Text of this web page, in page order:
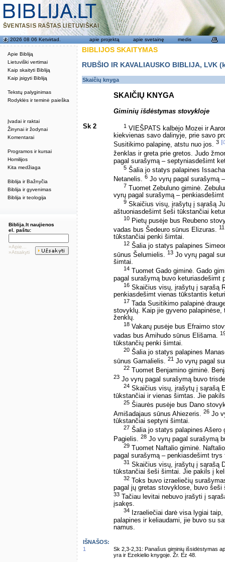
Apie Bibliją
Lietuviški vertimai
Kaip skaityti Bibliją
Kaip įsigyti Bibliją
Tekstų palyginimas
Rodyklės ir teminė paieška
Įvadai ir raktai
Žinynai ir žodynai
Komentarai
Programos ir kursai
Homilijos
Kita medžiaga
Biblija ir Bažnyčia
Biblija ir gyvenimas
Biblija ir teologija
2026 08 06 Ketvirtad. apie projektą apie svetainę medis
Biblija.lt naujienos
el. paštu:
»Apie...
»Atsakyti
BIBLIJOS SKAITYMAS
RUBŠIO IR KAVALIAUSKO BIBLIJA,
Skaičių knyga
SKAIČIŲ KNYGA
Giminių išdėstymas stovykloje
Sk 2 1 VIEŠPATS kalbėjo Mozei ir
kiekvienas savo dalinyje, prie savo
Susitikimo palapinę, atstu nuo jos. 3
ženklas ir greta prie gretos. Judo
pagal surašymą – septyniasdešimt
5 Šalia jo statys palapines
Netanelis. 6 Jo vyrų pagal surašymą
7 Tuomet Zebuluno giminė.
vyrų pagal surašymą –
9 Skaičius visų, įrašytų į sąrašą
aštuoniasdešimt šeši tūkstančiai
10 Pietų pusėje bus Reubeno
vadas bus Šedeuro sūnus Elizuras. 11
tūkstančiai penki šimtai.
12 Šalia jo statys palapines
sūnus Šelumielis. 13 Jo vyrų pagal
šimtai.
14 Tuomet Gado giminė. Gado
pagal surašymą buvo
16 Skaičius visų, įrašytų į sąrašą
penkiasdešimt vienas tūkstantis
17 Tada Susitikimo palapinė
stovyklų. Kaip jie gyveno
ženklų.
18 Vakarų pusėje bus Efraimo
vadas bus Amihudo sūnus Elišama.
tūkstančių penki šimtai.
20 Šalia jo statys palapines
sūnus Gamalielis. 21 Jo vyrų pagal
22 Tuomet Benjamino giminė.
23 Jo vyrų pagal surašymą buvo
24 Skaičius visų, įrašytų į sąrašą
tūkstančiai ir vienas šimtas. Jie
25 Šiaurės pusėje bus Dano
Amišadajaus sūnus Ahiezeris. 26 Jo
tūkstančiai septyni šimtai.
27 Šalia jo statys palapines Ašero
Pagielis. 28 Jo vyrų pagal surašymą
29 Tuomet Naftalio giminė.
pagal surašymą – penkiasdešimt
31 Skaičius visų, įrašytų į sąrašą
tūkstančiai šeši šimtai. Jie pakils į
32 Toks buvo izraeliečių
pagal jų gretas stovyklose, buvo
33 Tačiau levitai nebuvo įrašyti į
įsakęs.
34 Izraeliečiai darė visa lygiai
palapines ir keliaudami, jie buvo su
namus.
IŠNAŠOS:
1
Sk 2,3-2,31: Panašus giminių išsidėstymas
yra ir Ezekielio knygoje. Žr. Ez 48.